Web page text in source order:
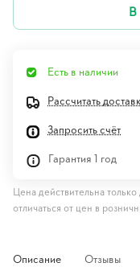
В
Есть в наличии
Рассчитать
Запросить счёт
Гарантия 1 год
Цена действительна
отличаться от цен в
Описание Отзывы